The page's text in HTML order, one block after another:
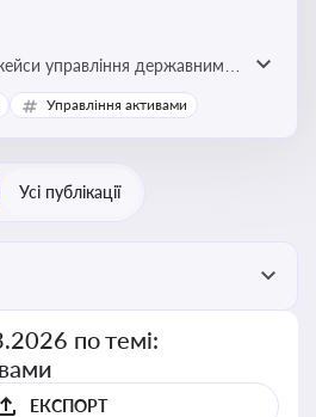
управління державними,
активами, для
відповідають за збереження
Управління активами
Усі публікації
по темі:
ЕКСПОРТ